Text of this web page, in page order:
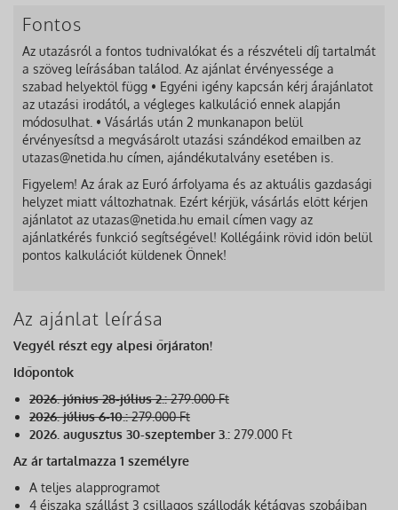
Fontos
Az utazásról a fontos tudnivalókat és a részvételi díj tartalmát
a szöveg leírásában találod. Az ajánlat érvényessége a
szabad helyektől függ • Egyéni igény kapcsán kérj árajánlatot
az utazási irodától, a végleges kalkuláció ennek alapján
módosulhat. • Vásárlás után 2 munkanapon belül
érvényesítsd a megvásárolt utazási szándékod emailben az
utazas@netida.hu címen, ajándékutalvány esetében is.
Figyelem! Az árak az Euró árfolyama és az aktuális gazdasági
helyzet miatt változhatnak. Ezért kérjük, vásárlás előtt kérjen
ajánlatot az utazas@netida.hu email címen vagy az
ajánlatkérés funkció segítségével! Kollégáink rövid időn belül
pontos kalkulációt küldenek Önnek!
Az ajánlat leírása
Vegyél részt egy alpesi őrjáraton!
Időpontok
2026. június 28-július 2.:279.000 Ft
2026. július 6-10.:279.000 Ft
2026. augusztus 30-szeptember 3.: 279.000 Ft
Az ár tartalmazza 1 személyre
A teljes alapprogramot
4 éjszaka szállást 3 csillagos szállodák kétágyas szobáiban